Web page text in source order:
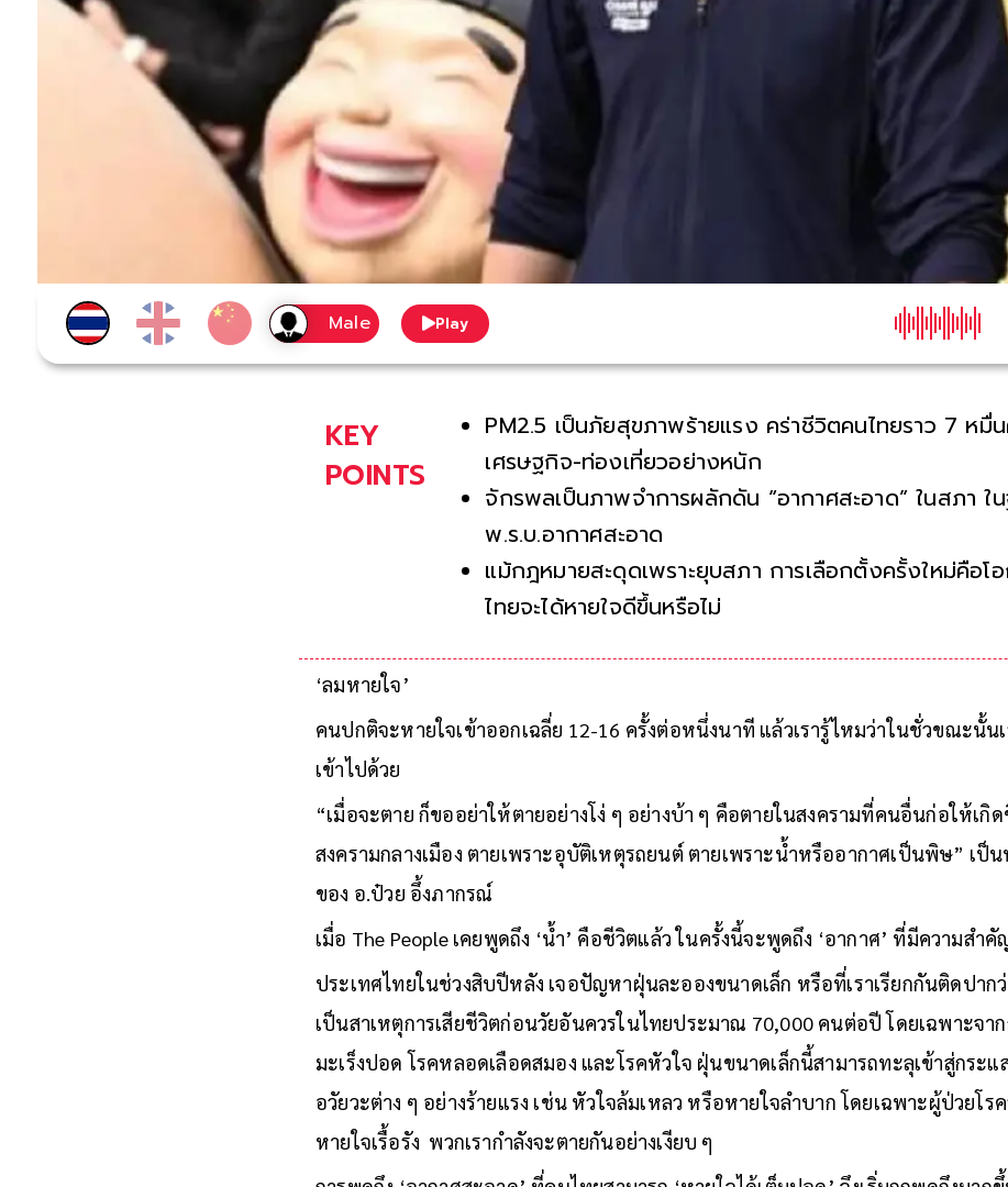
Play
KEY
POINTS
PM2.5 เป็นภัยสุขภาพร้ายแรง คร่าชีวิตคนไทยราว 7 หมื่
เศรษฐกิจ-ท่องเที่ยวอย่างหนัก
จักรพลเป็นภาพจำการผลักดัน “อากาศสะอาด” ในสภา ใน
พ.ร.บ.อากาศสะอาด
แม้กฎหมายสะดุดเพราะยุบสภา การเลือกตั้งครั้งใหม่คือโ
ไทยจะได้หายใจดีขึ้นหรือไม่
‘ลมหายใจ’
คนปกติจะหายใจเข้าออกเฉลี่ย 12-16 ครั้งต่อหนึ่งนาที แล้วเรารู้ไหมว่าในชั่วขณะนั้น
เข้าไปด้วย
“เมื่อจะตาย ก็ขออย่าให้ตายอย่างโง่ ๆ อย่างบ้า ๆ คือตายในสงครามที่คนอื่นก่อให้เกิ
สงครามกลางเมือง ตายเพราะอุบัติเหตุรถยนต์ ตายเพราะน้ำหรืออากาศเป็นพิษ” เป็
ของ อ.ป๋วย อึ้งภากรณ์
เมื่อ The People เคยพูดถึง ‘น้ำ’ คือชีวิตแล้ว ในครั้งนี้จะพูดถึง ‘อากาศ’ ที่มีความสำ
ประเทศไทยในช่วงสิบปีหลัง เจอปัญหาฝุ่นละอองขนาดเล็ก หรือที่เราเรียกกันติดปากว่
เป็นสาเหตุการเสียชีวิตก่อนวัยอันควรในไทยประมาณ 70,000 คนต่อปี โดยเฉพาะจา
มะเร็งปอด โรคหลอดเลือดสมอง และโรคหัวใจ ฝุ่นขนาดเล็กนี้สามารถทะลุเข้าสู่กระแ
อวัยวะต่าง ๆ อย่างร้ายแรง เช่น หัวใจล้มเหลว หรือหายใจลำบาก โดยเฉพาะผู้ป่วยโร
หายใจเรื้อรัง พวกเรากำลังจะตายกันอย่างเงียบ ๆ